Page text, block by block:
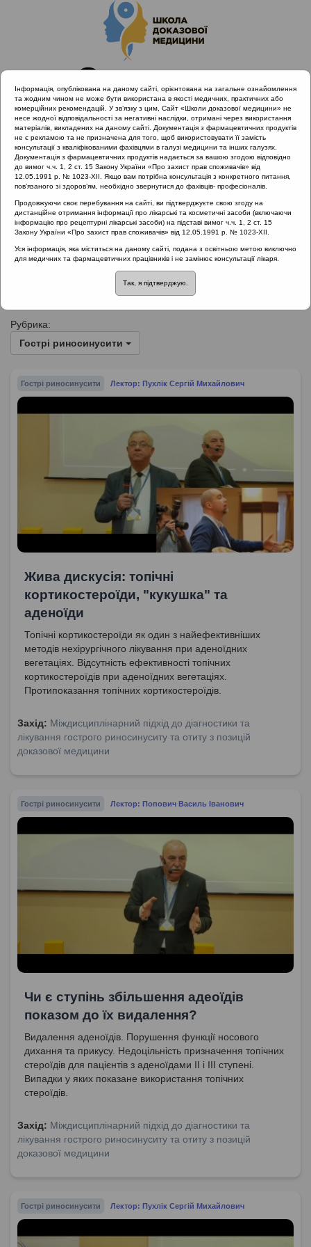
Головна
Проведені заходи
Міждисциплінарний підхід до діагностики та лікування
гострого риносинуситу та отиту з позицій доказової медицини
Міждисциплінарний підхід до
діагностики та лікування гострого
риносинуситу та отиту з позицій
доказової медицини::Гострі
Рубрика:
Гострі риносинусити
Гострі риносинусити Лектор: Пухлік Сергій Михайлович
Жива дискусія: топічні
кортикостероїди, "кукушка" та
аденоїди
Топічні кортикостероїди як один з найефективніших
методів нехірургічного лікування при аденоїдних
вегетаціях. Відсутність ефективності топічних
кортикостероїдів при аденоїдних вегетаціях.
Протипоказання топічних кортикостероїдів.
назофарингіту. Відповідність діагнозу для призначення
топічних кортикостероїдів. Рекомендації по лікуванню та
призначення «кукушки».
Захід: Міждисциплінарний підхід до діагностики та
лікування гострого риносинуситу та отиту з позицій
доказової медицини
Гострі риносинусити Лектор: Попович Василь Іванович
Чи є ступінь збільшення адеоїдів
показом до їх видалення?
Видалення аденоїдів. Порушення функції носового
дихання та прикусу. Недоцільність призначення топічних
стероїдів для пацієнтів з аденоїдами II і III ступені.
Випадки у яких показане використання топічних
стероїдів.
Захід: Міждисциплінарний підхід до діагностики та
лікування гострого риносинуситу та отиту з позицій
доказової медицини
Гострі риносинусити Лектор: Пухлік Сергій Михайлович
Інформація, опублікована на даному сайті, орієнтована на загальне ознайомлення
та жодним чином не може бути використана в якості медичних, практичних або
комерційних рекомендацій. У зв’язку з цим, Сайт «Школи доказової медицини» не
несе жодної відповідальності за негативні наслідки, отримані через використання
матеріалів, викладених на даному сайті. Документація з фармацевтичних продуктів
не є рекламою та не призначена для того, щоб використовувати її замість
консультації з кваліфікованими фахівцями в галузі медицини та інших галузях.
Документація з фармацевтичних продуктів надається за вашою згодою відповідно
до вимог ч.ч. 1, 2 ст. 15 Закону України «Про захист прав споживачів» від
12.05.1991 р. № 1023-XII. Якщо вам потрібна консультація з конкретного питання,
пов’язаного зі здоров’ям, необхідно звернутися до фахівців- професіоналів.
Продовжуючи своє перебування на сайті, ви підтверджуєте свою згоду на
дистанційне отримання інформації про лікарські та косметичні засоби (включаючи
інформацію про рецептурні лікарські засоби) на підставі вимог ч.ч. 1, 2 ст. 15
Закону України «Про захист прав споживачів» від 12.05.1991 р. № 1023-XII.
Уся інформація, яка міститься на даному сайті, подана з освітньою метою виключно
для медичних та фармацевтичних працівників і не замінює консультації лікаря.
Так, я підтверджую.